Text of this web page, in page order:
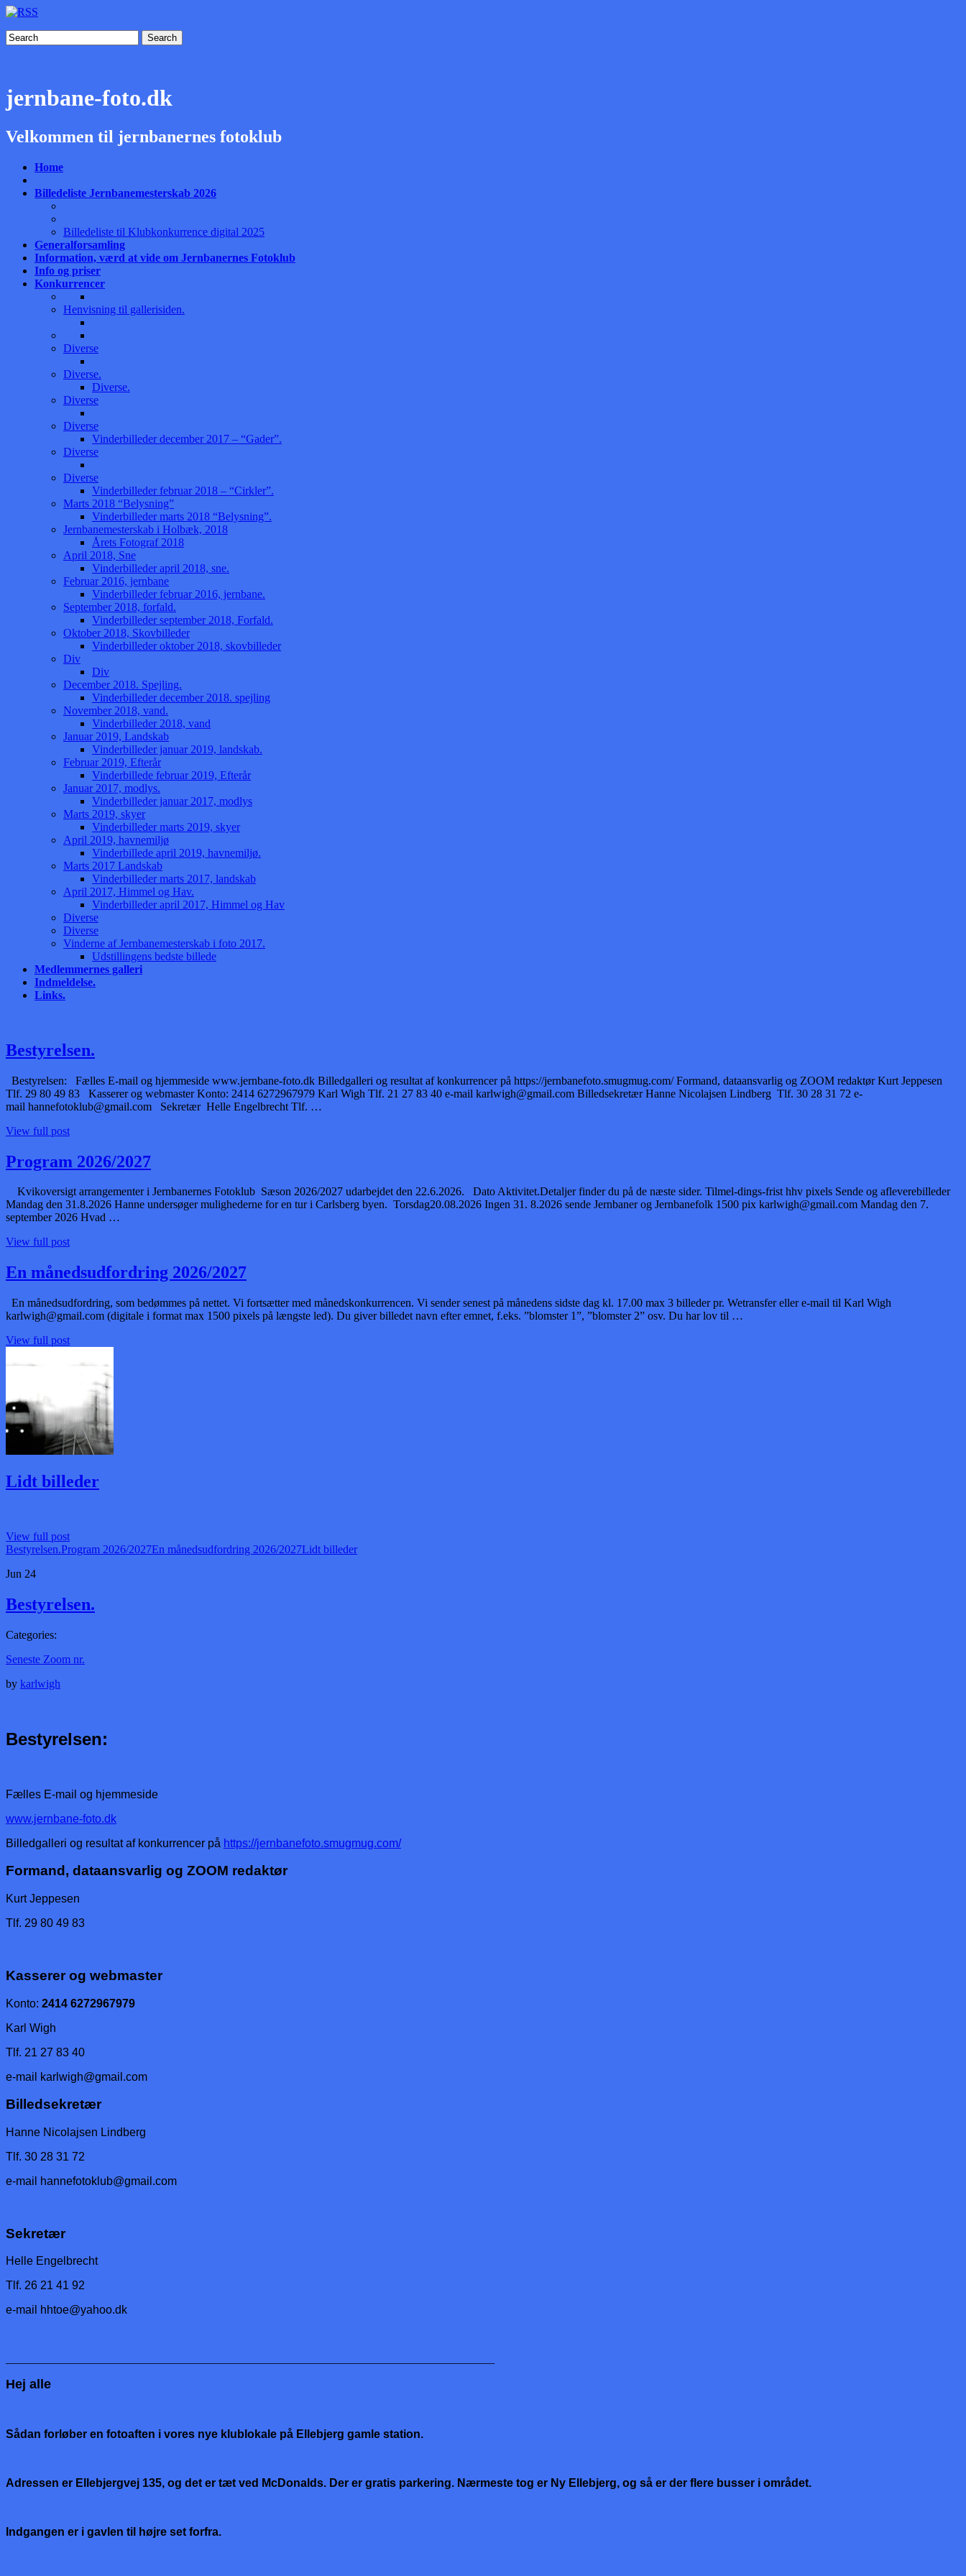
Search
jernbane-foto.dk
Velkommen til jernbanernes fotoklub
Home
Billedeliste Jernbanemesterskab 2026
Billedeliste til Klubkonkurrence digital 2025
Generalforsamling
Information, værd at vide om Jernbanernes Fotoklub
Info og priser
Konkurrencer
Henvisning til gallerisiden.
Diverse
Diverse.
Diverse.
Diverse
Diverse
Vinderbilleder december 2017 – “Gader”.
Diverse
Diverse
Vinderbilleder februar 2018 – “Cirkler”.
Marts 2018 “Belysning”
Vinderbilleder marts 2018 “Belysning”.
Jernbanemesterskab i Holbæk, 2018
Årets Fotograf 2018
April 2018, Sne
Vinderbilleder april 2018, sne.
Februar 2016, jernbane
Vinderbilleder februar 2016, jernbane.
September 2018, forfald.
Vinderbilleder september 2018, Forfald.
Oktober 2018, Skovbilleder
Vinderbilleder oktober 2018, skovbilleder
Div
Div
December 2018. Spejling.
Vinderbilleder december 2018. spejling
November 2018, vand.
Vinderbilleder 2018, vand
Januar 2019, Landskab
Vinderbilleder januar 2019, landskab.
Februar 2019, Efterår
Vinderbillede februar 2019, Efterår
Januar 2017, modlys.
Vinderbilleder januar 2017, modlys
Marts 2019, skyer
Vinderbilleder marts 2019, skyer
April 2019, havnemiljø
Vinderbillede april 2019, havnemiljø.
Marts 2017 Landskab
Vinderbilleder marts 2017, landskab
April 2017, Himmel og Hav.
Vinderbilleder april 2017, Himmel og Hav
Diverse
Diverse
Vinderne af Jernbanemesterskab i foto 2017.
Udstillingens bedste billede
Medlemmernes galleri
Indmeldelse.
Links.
Bestyrelsen.
Bestyrelsen: Fælles E-mail og hjemmeside www.jernbane-foto.dk Billedgalleri og resultat af konkurrencer på https://jernbanefoto.smugmug.com/ Formand, dataansvarlig og ZOOM redaktør Kurt Jeppesen
Tlf. 29 80 49 83 Kasserer og webmaster Konto: 2414 6272967979 Karl Wigh Tlf. 21 27 83 40 e-mail karlwigh@gmail.com Billedsekretær Hanne Nicolajsen Lindberg Tlf. 30 28 31 72 e-
mail hannefotoklub@gmail.com Sekretær Helle Engelbrecht Tlf. …
View full post
Program 2026/2027
Kvikoversigt arrangementer i Jernbanernes Fotoklub Sæson 2026/2027 udarbejdet den 22.6.2026. Dato Aktivitet.Detaljer finder du på de næste sider. Tilmel-dings-frist hhv pixels Sende og afleverebilleder
Mandag den 31.8.2026 Hanne undersøger mulighederne for en tur i Carlsberg byen. Torsdag20.08.2026 Ingen 31. 8.2026 sende Jernbaner og Jernbanefolk 1500 pix karlwigh@gmail.com Mandag den 7.
september 2026 Hvad …
View full post
En månedsudfordring 2026/2027
En månedsudfordring, som bedømmes på nettet. Vi fortsætter med månedskonkurrencen. Vi sender senest på månedens sidste dag kl. 17.00 max 3 billeder pr. Wetransfer eller e-mail til Karl Wigh
karlwigh@gmail.com (digitale i format max 1500 pixels på længste led). Du giver billedet navn efter emnet, f.eks. ”blomster 1”, ”blomster 2” osv. Du har lov til …
View full post
Lidt billeder
View full post
Bestyrelsen.Program 2026/2027En månedsudfordring 2026/2027Lidt billeder
Jun 24
Bestyrelsen.
Categories:
Seneste Zoom nr.
by karlwigh
Bestyrelsen:
Fælles E-mail og hjemmeside
www.jernbane-foto.dk
Billedgalleri og resultat af konkurrencer på https://jernbanefoto.smugmug.com/
Formand, dataansvarlig og ZOOM redaktør
Kurt Jeppesen
Tlf. 29 80 49 83
Kasserer og webmaster
Konto: 2414 6272967979
Karl Wigh
Tlf. 21 27 83 40
e-mail
karlwigh@gmail.com
Billedsekretær
Hanne Nicolajsen Lindberg
Tlf. 30 28 31 72
e-mail
hannefotoklub@gmail.com
Sekretær
Helle Engelbrecht
Tlf. 26 21 41 92
e-mail
hhtoe@yahoo.dk
Hej alle
Sådan forløber en fotoaften i vores nye klublokale på Ellebjerg gamle station.
Adressen er Ellebjergvej 135, og det er tæt ved McDonalds. Der er gratis parkering. Nærmeste tog er Ny Ellebjerg, og så er der flere busser i området.
Indgangen er i gavlen til højre set forfra.